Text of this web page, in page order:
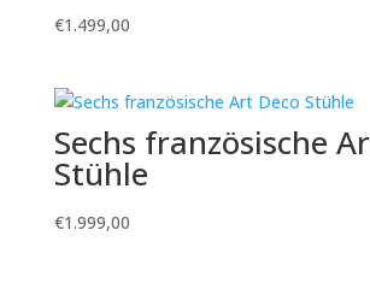
€1.499,00
Sechs französische
Stühle
€1.999,00